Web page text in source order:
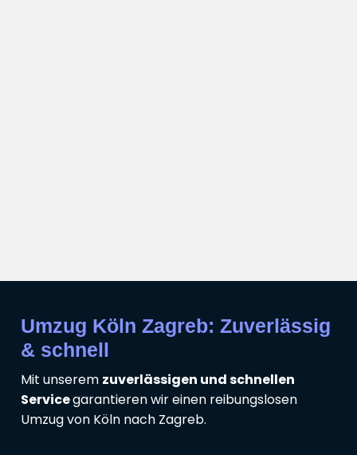
Umzug Köln Zagreb: Zuverlässig
& schnell
Mit unserem zuverlässigen und schnellen
Servicegarantieren wir einen reibungslosen
Umzug von Köln nach Zagreb.